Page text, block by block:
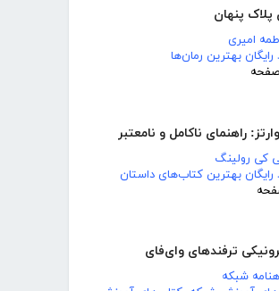
پلاک پنهان
امیری
رایگان بهترین رمان‌ها
راهنمای ناکامل و نامعتبر
کی رولینگ
رایگان بهترین کتاب‌های داستان
ترفندهای وای‌فای
شبکه